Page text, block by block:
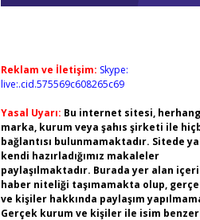
Reklam ve İletişim: Skype:
live:.cid.575569c608265c69
Yasal Uyarı: Bu internet sitesi,
marka, kurum veya şahıs şirketi ile
bağlantısı bulunmamaktadır. Sitede
kendi hazırladığımız makaleler
paylaşılmaktadır. Burada yer alan
haber niteliği taşımamakta olup,
ve kişiler hakkında paylaşım
Gerçek kurum ve kişiler ile isim